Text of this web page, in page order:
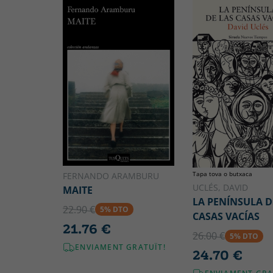
FERNANDO ARAMBURU
MAITE
22.90 € 5% DTO
21.76 €
ENVIAMENT GRATUÏT!
Tapa tova o butxaca
UCLÉS, DAVID
LA PENÍNSULA
CASAS VACÍAS
26.00 € 5% DTO
24.70 €